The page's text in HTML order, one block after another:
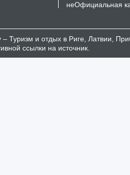
неОфициальная
Туризм и отдых в Риге, Латвии,
ссылки на источник.